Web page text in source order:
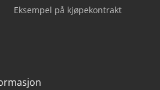
Eksempel på kjøpekontrakt